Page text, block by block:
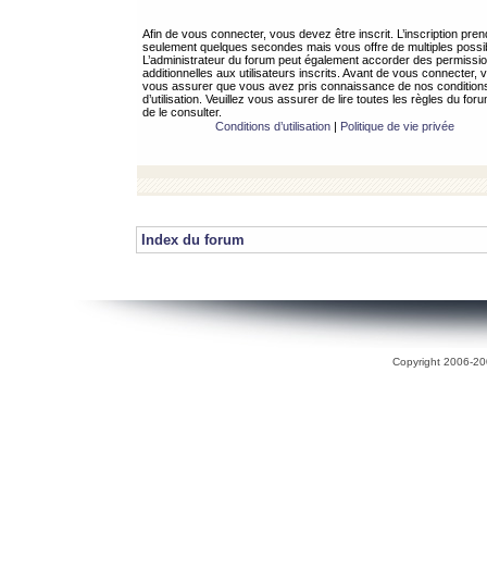
Afin de vous connecter, vous devez être inscrit. L’inscription
seulement quelques secondes mais vous offre de multiples
L’administrateur du forum peut également accorder des
additionnelles aux utilisateurs inscrits. Avant de vous connecter,
vous assurer que vous avez pris connaissance de nos
d’utilisation. Veuillez vous assurer de lire toutes les règles du
de le consulter.
Conditions d’utilisation| Politique de vie privée
Index du forum
Copyright 2006-